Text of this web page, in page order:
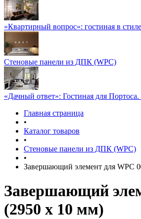
«Квартирный вопрос»: гостиная в
Стеновые панели из ДПК (WPC)
«Дачный ответ»: Гостиная для
Главная страница
•
Каталог товаров
•
Стеновые панели из ДПК (WPC)
•
Завершающий элемент для WPC
Завершающий
(2950 х 10 мм)